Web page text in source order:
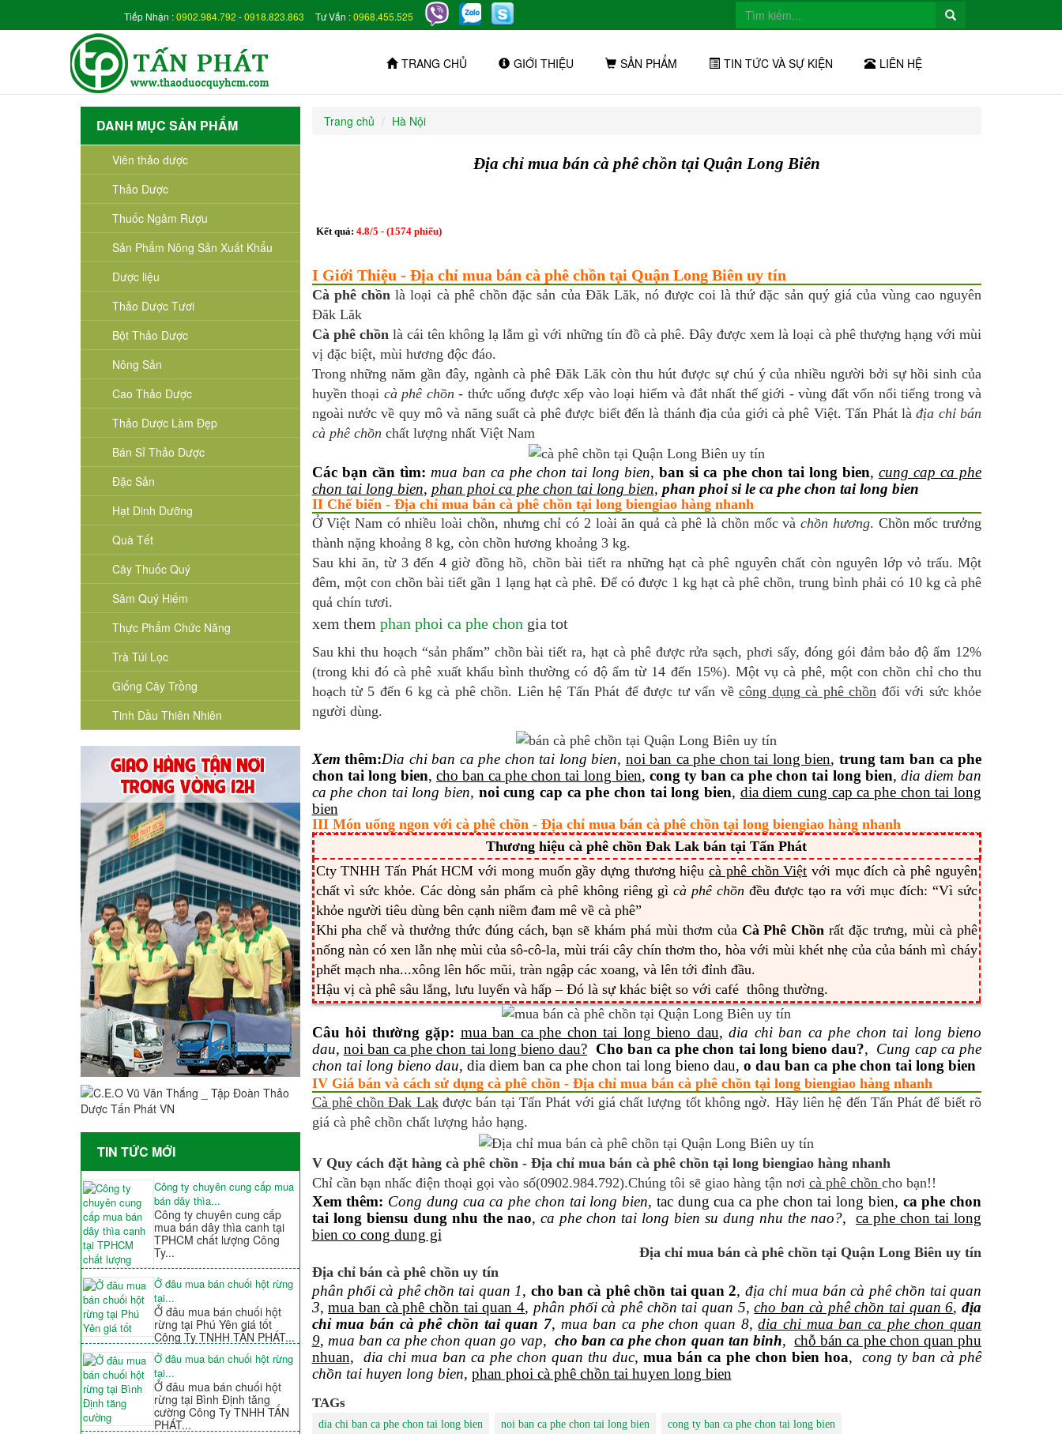
Tiếp Nhận :0902.984.792 -0918.823.863 Tư Vấn :0968.455.525
TRANG CHỦ GIỚI THIỆU SẢN PHẨM TIN TỨC VÀ SỰ KIỆN LIÊN HỆ
DANH MỤC SẢN PHẨM
Viên thảo dược
Thảo Dược
Thuốc Ngâm Rượu
Sản Phẩm Nông Sản Xuất Khẩu
Dược liệu
Thảo Dược Tươi
Bột Thảo Dược
Nông Sản
Cao Thảo Dược
Thảo Dược Làm Đẹp
Bán Sỉ Thảo Dược
Đặc Sản
Hạt Dinh Dưỡng
Quà Tết
Cây Thuốc Quý
Sâm Quý Hiếm
Thực Phẩm Chức Năng
Trà Túi Lọc
Giống Cây Trồng
Tinh Dầu Thiên Nhiên
TIN TỨC MỚI
Công ty chuyên cung cấp mua
bán dây thìa...
Công ty chuyên cung cấp
mua bán dây thìa canh tại
TPHCM chất lượng Công
Ty...
Ở đâu mua bán chuối hột rừng
tại...
Ở đâu mua bán chuối hột
rừng tại Phú Yên giá tốt
Công Ty TNHH TẤN PHÁT...
Ở đâu mua bán chuối hột rừng
tại...
Ở đâu mua bán chuối hột
rừng tại Bình Định tăng
cường Công Ty TNHH TẤN
PHÁT...
Trang chủ Hà Nội
Địa chỉ mua bán cà phê chồn tại Quận Long Biên
Kết quả: 4.8/5 - (1574phiếu)
I Giới Thiệu - Địa chỉ mua bán cà phê chồn tại Quận Long Biên uy tín
Cà phê chồnlà loại cà phê chồn đặc sản của Đăk Lăk, nó được coi là thứ đặc sản quý giá của vùng cao nguyên
Đăk Lăk
Cà phê chồnlà cái tên không lạ lẫm gì với những tín đồ cà phê. Đây được xem là loại cà phê thượng hạng với mùi
vị đặc biệt, mùi hương độc đáo.
Trong những năm gần đây, ngành cà phê Đăk Lăk còn thu hút được sự chú ý của nhiều người bởi sự hồi sinh của
huyền thoại cà phê chồn - thức uống được xếp vào loại hiếm và đắt nhất thế giới - vùng đất vốn nổi tiếng trong và
ngoài nước về quy mô và năng suất cà phê được biết đến là thánh địa của giới cà phê Việt. Tấn Phát làđịa chỉ bán
cà phê chồn chất lượng nhất Việt Nam
Các bạn cần tìm: mua ban ca phe chon tai long bien,ban si ca phe chon tai long bien, cung cap ca phe
chon tai long bien, phan phoi ca phe chon tai long bien, phan phoi si le ca phe chon tai long bien
II Chế biến - Địa chỉ mua bán cà phê chồn tại long biengiao hàng nhanh
Ở Việt Nam có nhiều loài chồn, nhưng chỉ có 2 loài ăn quả cà phê là chồn mốc vàchồn hương. Chồn mốc trưởng
thành nặng khoảng 8 kg, còn chồn hương khoảng 3 kg.
Sau khi ăn, từ 3 đến 4 giờ đồng hồ, chồn bài tiết ra những hạt cà phê nguyên chất còn nguyên lớp vỏ trấu. Một
đêm, một con chồn bài tiết gần 1 lạng hạt cà phê. Để có được 1 kg hạt cà phê chồn, trung bình phải có 10 kg cà phê
quả chín tươi.
xem them phan phoi ca phe chon gia tot
Sau khi thu hoạch “sản phẩm” chồn bài tiết ra, hạt cà phê được rửa sạch, phơi sấy, đóng gói đảm bảo độ ẩm 12%
(trong khi đó cà phê xuất khẩu bình thường có độ ẩm từ 14 đến 15%). Một vụ cà phê, một con chồn chỉ cho thu
hoạch từ 5 đến 6 kg cà phê chồn. Liên hệ Tấn Phát để được tư vấn vềcông dụng cà phê chồn đối với sức khỏe
người dùng.
Xemthêm:Dia chi ban ca phe chon tai long bien, noi ban ca phe chon tai long bien, trung tam ban ca phe
chon tai long bien, cho ban ca phe chon tai long bien, cong ty ban ca phe chon tai long bien, dia diem ban
ca phe chon tai long bien, noi cung cap ca phe chon tai long bien, dia diem cung cap ca phe chon tai long
bien
III Món uống ngon với cà phê chồn - Địa chỉ mua bán cà phê chồn tại long biengiao hàng nhanh
Thương hiệu cà phê chồn Đak Lak bán tại Tấn Phát
Cty TNHH Tấn Phát HCM với mong muốn gầy dựng thương hiệucà phê chồn Việt với mục đích cà phê nguyên
chất vì sức khỏe. Các dòng sản phẩm cà phê không riêng gì cà phê chồn đều được tạo ra với mục đích: “Vì sức
khỏe người tiêu dùng bên cạnh niềm đam mê về cà phê”
Khi pha chế và thưởng thức đúng cách, bạn sẽ khám phá mùi thơm của Cà Phê Chồn rất đặc trưng, mùi cà phê
nống nàn có xen lẫn nhẹ mùi của sô-cô-la, mùi trái cây chín thơm tho, hòa với mùi khét nhẹ của của bánh mì cháy
phết mạch nha...xông lên hốc mũi, tràn ngập các xoang, và lên tới đỉnh đầu.
Hậu vị cà phê sâu lắng, lưu luyến và hấp – Đó là sự khác biệt so với café thông thường.
Câu hỏi thường gặp: mua ban ca phe chon tai long bieno dau, dia chi ban ca phe chon tai long bieno
dau, noi ban ca phe chon tai long bieno dau? Cho ban ca phe chon tai long bieno dau?, Cung cap ca phe
chon tai long bieno dau, dia diem ban ca phe chon tai long bieno dau, o dau ban ca phe chon tai long bien
IV Giá bán và cách sử dụng cà phê chồn - Địa chỉ mua bán cà phê chồn tại long biengiao hàng nhanh
Cà phê chồn Đak Lakđược bán tại Tấn Phát với giá chất lượng tốt không ngờ. Hãy liên hệ đến Tấn Phát để biết rõ
giá cà phê chồn chất lượng hảo hạng.
V Quy cách đặt hàng cà phê chồn - Địa chỉ mua bán cà phê chồn tại long biengiao hàng nhanh
Chỉ cần bạn nhấc điện thoại gọi vào số(0902.984.792).Chúng tôi sẽ giao hàng tận nơi cà phê chồn cho bạn!!
Xem thêm: Cong dung cua ca phe chon tai long bien, tac dung cua ca phe chon tai long bien, ca phe chon
tai long biensu dung nhu the nao, ca phe chon tai long bien su dung nhu the nao?, ca phe chon tai long
bien co cong dung gi
Địa chỉ mua bán cà phê chồn tại Quận Long Biên uy tín
Địa chỉ bán cà phê chồn uy tín
phân phối cà phê chồn tai quan 1, cho ban cà phê chồn tai quan 2, địa chỉ mua bán cà phê chồn tai quan
3,mua ban cà phê chồn tai quan 4, phân phối cà phê chồn tai quan 5,cho ban cà phê chồn tai quan 6,địa
chỉ mua bán cà phê chồn tai quan 7, mua ban ca phe chon quan 8,dia chi mua ban ca phe chon quan
9, mua ban ca phe chon quan go vap, cho ban ca phe chon quan tan binh,chỗ bán ca phe chon quan phu
nhuan, dia chi mua ban ca phe chon quan thu duc,mua bán ca phe chon bien hoa,
cong ty ban cà phê
chồn tai huyen long bien, phan phoi cà phê chồn tai huyen long bien
TAGs
dia chi ban ca phe chon tai long bien noi ban ca phe chon tai long bien cong ty ban ca phe chon tai long bien